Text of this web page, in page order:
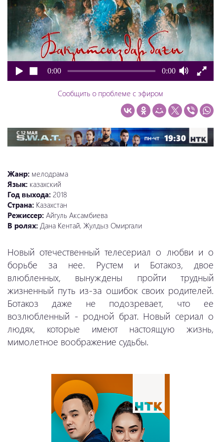
0:00 0:00
Сообщить о проблеме с эфиром
Жанр: мелодрама
Язык: казахский
Год выхода: 2018
Страна: Казахстан
Режиссер: Айгуль Аксамбиева
В ролях: Дана Кентай, Жулдыз Омиргали
Новый отечественный телесериал о любви и о
борьбе за нее. Рустем и Ботакоз, двое
влюбленных, вынуждены пройти трудный
жизненный путь из-за ошибок своих родителей.
Ботакоз даже не подозревает, что ее
возлюбленный - родной брат. Новый сериал о
людях, которые имеют настоящую жизнь,
мимолетное воображение судьбы.